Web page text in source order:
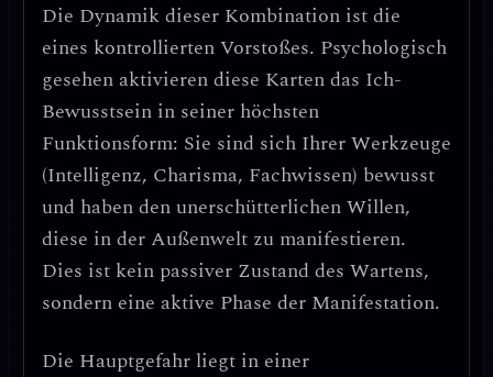
Die Dynamik dieser Kombination ist die
eines kontrollierten Vorstoßes. Psychologisch
gesehen aktivieren diese Karten das Ich-
Bewusstsein in seiner höchsten
Funktionsform: Sie sind sich Ihrer Werkzeuge
(Intelligenz, Charisma, Fachwissen) bewusst
und haben denunerschütterlichen Willen,
diese in der Außenwelt zu manifestieren.
Dies ist kein passiver Zustand des Wartens,
sondern eine aktive Phase der Manifestation.
Die Hauptgefahr liegt in einer